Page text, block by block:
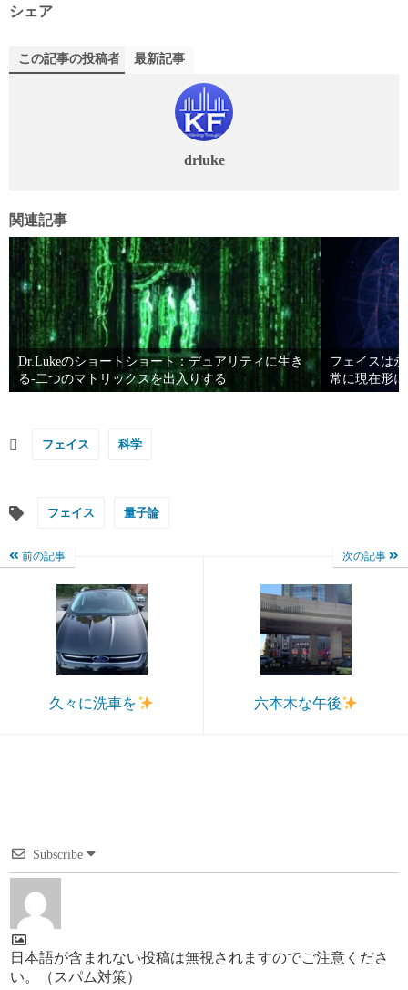
シェア
この記事の投稿者 最新記事
drluke
関連記事
Dr.Lukeのショートショート：デュアリティに生き
る-二つのマトリックスを出入りする
フェイスは
常に現在形
フェイス 科学
フェイス 量子論
前の記事
久々に洗車を
次の記事
六本木な午後
Subscribe
日本語が含まれない投稿は無視されますのでご注意くださ
い。（スパム対策）